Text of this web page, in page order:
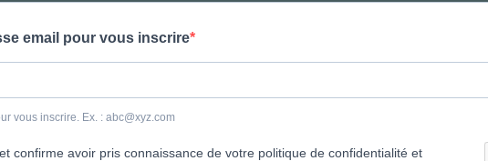
email pour vous inscrire
vous inscrire. Ex. : abc@xyz.com
confirme avoir pris connaissance de votre politique de confidentialité et